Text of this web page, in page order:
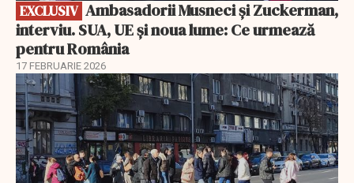
EXCLUSIV
interviu. SUA, UE și noua lume: Ce urmează
pentru România
17 FEBRUARIE 2026